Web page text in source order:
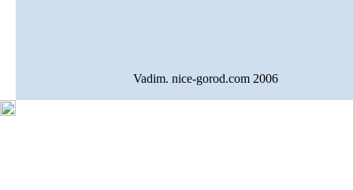
Vadim. nice-gorod.com 2006